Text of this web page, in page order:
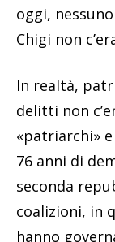
oggi,
Chigi non
In realtà,
delitti non
«patriarchi»
76 anni di
seconda
coalizioni, in
hanno